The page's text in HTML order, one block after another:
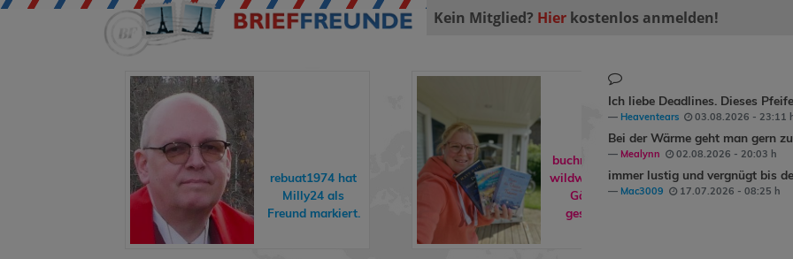
Kein Mitglied? Hier kostenlos anmelden!
rebuat1974 hat
Milly24 als
Freund markiert.
buchreisende hat
wildwind1979ins
Gästebuch
geschrieben.
Ich liebe Deadlines. Dieses
Heaventears 03.08.2026 - 23:11
Bei der Wärme geht man gern
Mealynn 02.08.2026 - 20:03 h
immer lustig und vergnügt bis
Mac3009 17.07.2026 - 08:25 h